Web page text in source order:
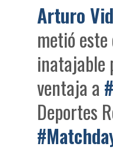
Arturo
metió
inatajable
ventaja a
Deportes